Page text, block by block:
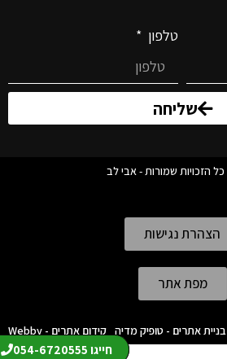
טלפון
שליחה
חייגו 054-6720555
הצהרת נגישות
מפת אתר
חייגו 054-6720555
בניית אתרים - טופיק מדיה קידום אתרים - Webby